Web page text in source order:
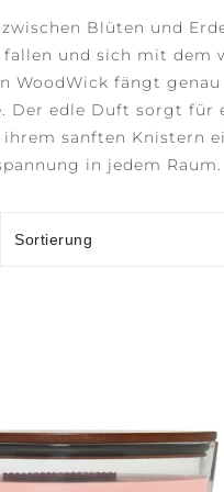
Blüten und
und sich mit dem
WoodWick fängt
Der edle Duft sorgt für
sanften Knistern
in jedem Raum.